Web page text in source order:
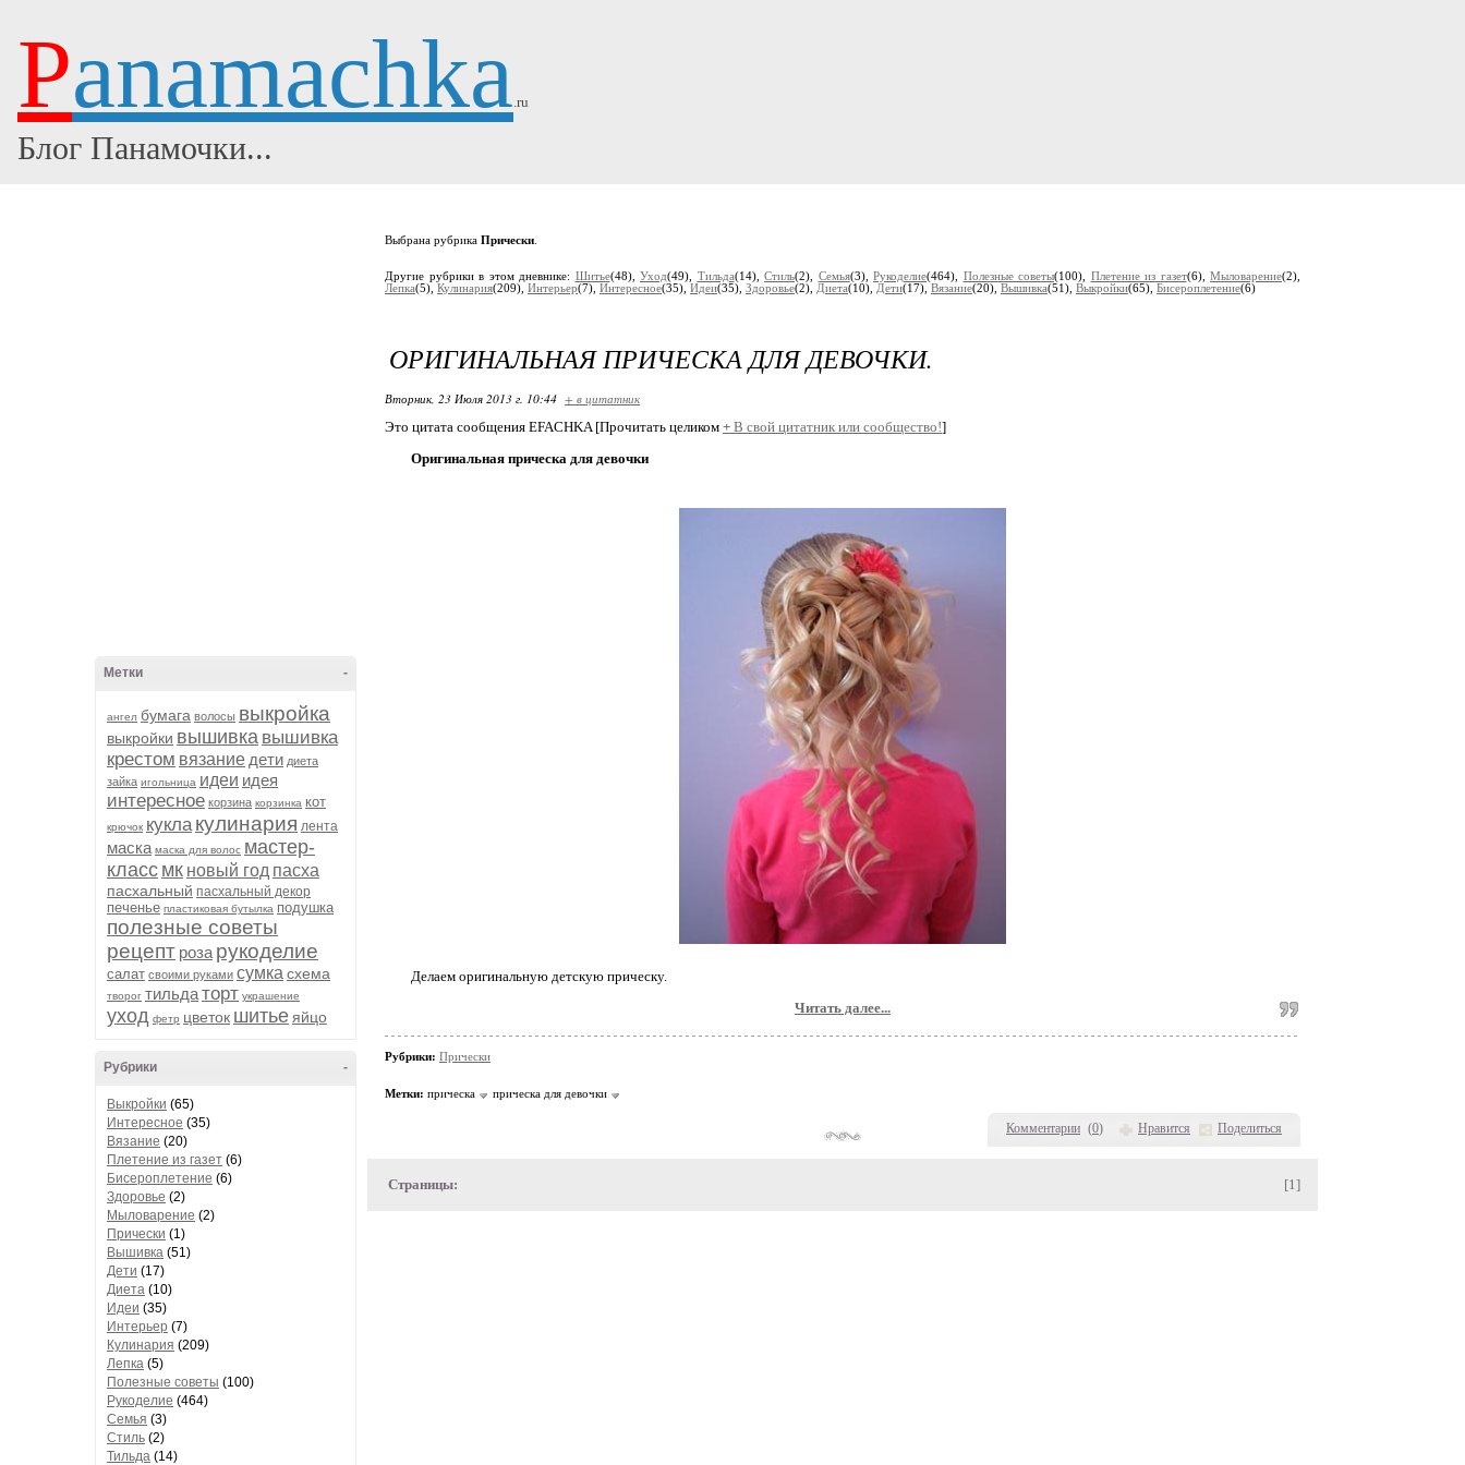
Panamachka.ru
Блог Панамочки...
-
Метки
ангел бумага волосы выкройка
выкройки вышивка вышивка
крестом вязание дети диета
зайка игольница идеи идея
интересное корзина корзинка кот
крючок кукла кулинария лента
маска маска для волос мастер-
класс мк новый год пасха
пасхальный пасхальный декор
печенье пластиковая бутылка подушка
полезные советы
рецепт роза рукоделие
салат своими руками сумка схема
творог тильдаторт украшение
уход фетр цветок шитье яйцо
-
Рубрики
Выкройки (65)
Интересное (35)
Вязание (20)
Плетение из газет (6)
Бисероплетение (6)
Здоровье (2)
Мыловарение (2)
Прически (1)
Вышивка (51)
Дети (17)
Диета (10)
Идеи (35)
Интерьер (7)
Кулинария (209)
Лепка (5)
Полезные советы (100)
Рукоделие (464)
Семья (3)
Стиль (2)
Тильда (14)
Выбрана рубрика Прически
Другие рубрики в этом дневнике: Шитье(48), Уход(49), Тильда(14), Стиль(2), Семья(3), Рукоделие(464), Полезные советы(100), Плетение из газет(6), Мыловарение(2),
Лепка(5), Кулинария(209), Интерьер(7), Интересное(35), Идеи(35), Здоровье(2), Диета(10), Дети(17), Вязание(20), Вышивка(51), Выкройки(65), Бисероплетение(6)
Комментарии (0) Нравится Поделиться
ОРИГИНАЛЬНАЯ ПРИЧЕСКА ДЛЯ ДЕВОЧКИ.
Вторник, 23 Июля 2013 г. 10:44 + в цитатник
Это цитата сообщения EFACHKA [Прочитать целиком + В свой цитатник или сообщество!]
Оригинальная прическа для девочки
Делаем оригинальную детскую прическу.
Читать далее...
Рубрики: Прически
Метки: прическа прическа для девочки
Страницы: [1]